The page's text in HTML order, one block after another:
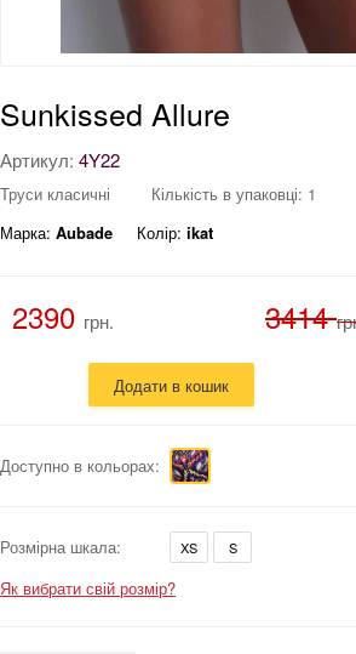
Sunkissed Allure
Артикул: 4Y22
Труси класичні
Кількість в упаковці: 1
Марка: Aubade Колір: ikat
2390 грн. 3414
Додати в кошик
Доступно в кольорах:
Розмірна шкала: XS S
Як вибрати свій розмір?